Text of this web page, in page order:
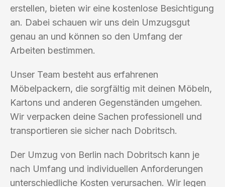
erstellen, bieten wir eine kostenlose Besichtigung
an. Dabei schauen wir uns dein Umzugsgut
genau an und können so den Umfang der
Arbeiten bestimmen.
Unser Team besteht aus erfahrenen
Möbelpackern, die sorgfältig mit deinen Möbeln,
Kartons und anderen Gegenständen umgehen.
Wir verpacken deine Sachen professionell und
transportieren sie sicher nach Dobritsch.
Der Umzug von Berlin nach Dobritsch kann je
nach Umfang und individuellen Anforderungen
unterschiedliche Kosten verursachen. Wir legen